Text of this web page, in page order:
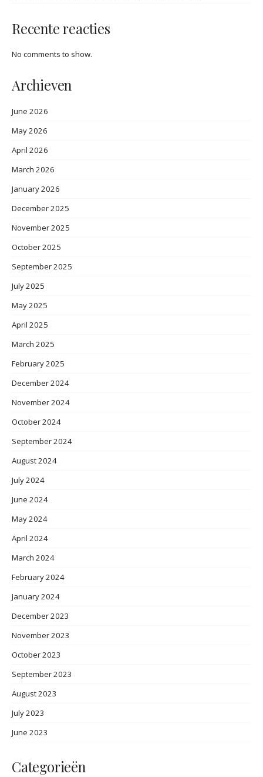
Recente reacties
No comments to show.
Archieven
June 2026
May 2026
April 2026
March 2026
January 2026
December 2025
November 2025
October 2025
September 2025
July 2025
May 2025
April 2025
March 2025
February 2025
December 2024
November 2024
October 2024
September 2024
August 2024
July 2024
June 2024
May 2024
April 2024
March 2024
February 2024
January 2024
December 2023
November 2023
October 2023
September 2023
August 2023
July 2023
June 2023
Categorieën